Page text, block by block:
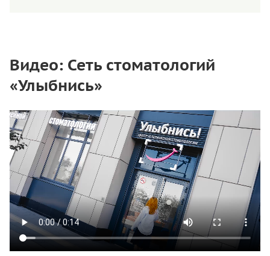
Видео: Сеть стоматологий
«Улыбнись»